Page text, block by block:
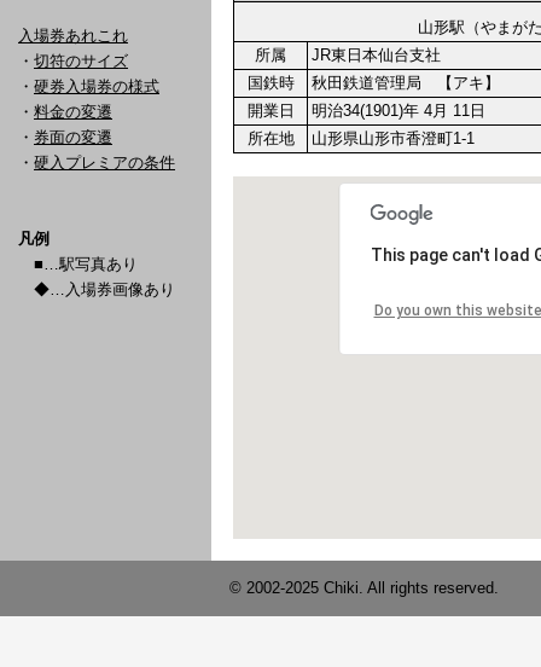
入場券あれこれ
・ 切符のサイズ
・ 硬券入場券の様式
・ 料金の変遷
・ 券面の変遷
・ 硬入プレミアの条件
凡例
■…駅写真あり
◆…入場券画像あり
山形駅（やま
所属
JR東日本仙台支社
国鉄時
秋田鉄道管理局 【アキ】
開業日
明治34(1901)年 4月 11日
所在地
山形県山形市香澄町1-1
© 2002-2025 Chiki. All rights reserved.